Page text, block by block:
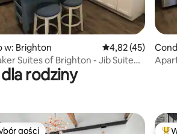
5, liczba recenzji: 57
w: Brighton Średnia ocena:
4,82 (45)
Suites of Brighton - Jib Suite
rodziny
gości